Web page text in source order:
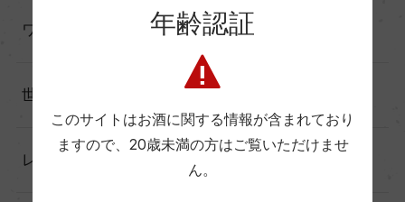
ワインと暮らす（60）
世界の造り手から（25）
レポート（137）
年齢認証
このサイトはお酒に関する情報が含まれており
ますので、 20歳未満の方はご覧いただけませ
ん。